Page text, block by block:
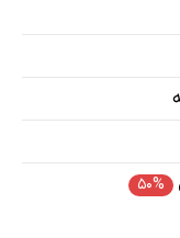
۵۰%